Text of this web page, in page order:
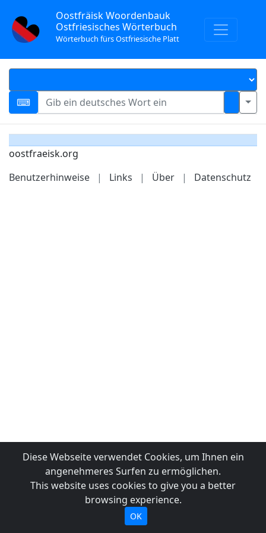
Oostfräisk Woordenbauk
Ostfriesisches Wörterbuch
Wörterbuch fürs Ostfriesische Platt
oostfraeisk.org
Benutzerhinweise
| Links | Über | Datenschutz
Diese Webseite verwendet Cookies, um Ihnen ein
angenehmeres Surfen zu ermöglichen.
This website uses cookies to give you a better
browsing experience.
OK